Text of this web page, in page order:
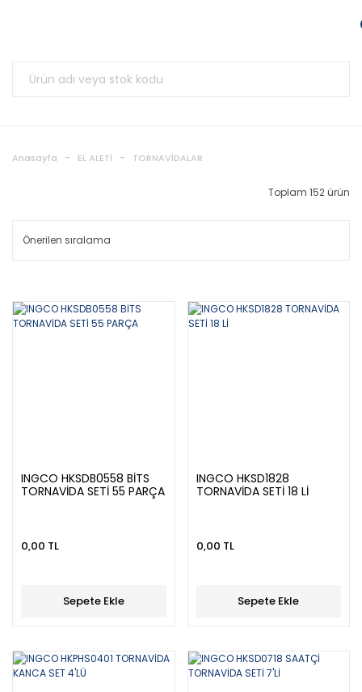
Anasayfa EL ALETİ TORNAVİDALAR
Toplam 152 ürün
INGCO HKSDB0558 BİTS
TORNAVİDA SETİ 55 PARÇA
0,00 TL
Sepete Ekle
INGCO HKSD1828
TORNAVİDA SETİ 18 Lİ
0,00 TL
Sepete Ekle